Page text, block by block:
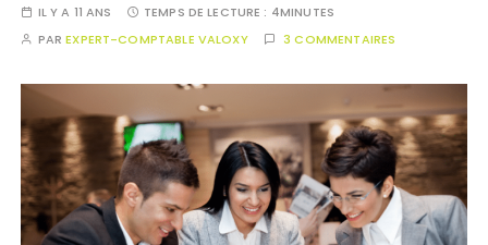
IL Y A 11 ANS TEMPS DE LECTURE : 4MINUTES
PAREXPERT-COMPTABLE VALOXY 3 COMMENTAIRES